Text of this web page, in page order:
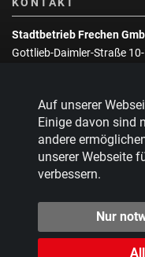
Stadtbetrieb Frechen
Gottlieb-Daimler-Straße
Zentrale:02234 9217-0
Abfallberatung:02234
Auf unserer
Einige davon sind
andere
unserer Webseite
verbessern.
Nur